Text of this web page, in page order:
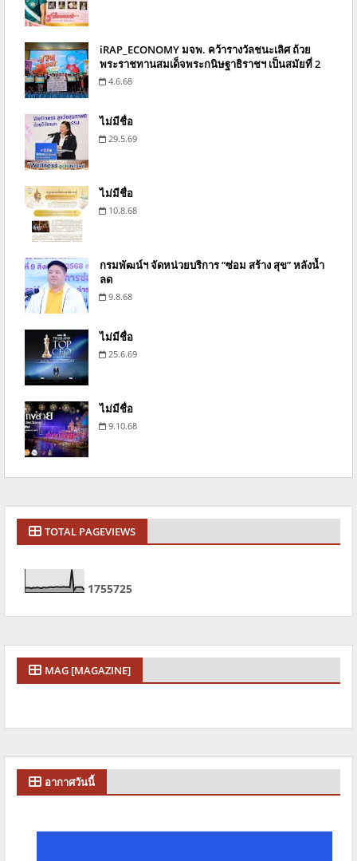
iRAP_ECONOMY มจพ. คว้ารางวัลชนะเลิศ ถ้วย
พระราชทานสมเด็จพระกนิษฐาธิราชฯ เป็นสมัยที่ 2
4.6.68
ไม่มีชื่อ
29.5.69
ไม่มีชื่อ
10.8.68
กรมพัฒน์ฯ จัดหน่วยบริการ “ซ่อม สร้าง สุข” หลังน้ำ
ลด
9.8.68
ไม่มีชื่อ
25.6.69
ไม่มีชื่อ
9.10.68
TOTAL PAGEVIEWS
1755725
MAG [MAGAZINE]
อากาศวันนี้